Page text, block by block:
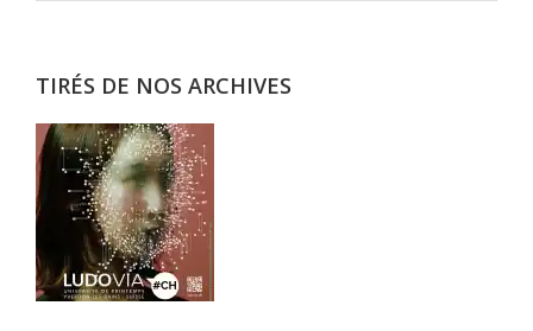
TIRÉS DE NOS ARCHIVES